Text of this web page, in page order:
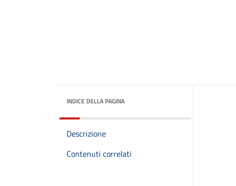
INDICE DELLA PAGINA
Descrizione
Contenuti correlati